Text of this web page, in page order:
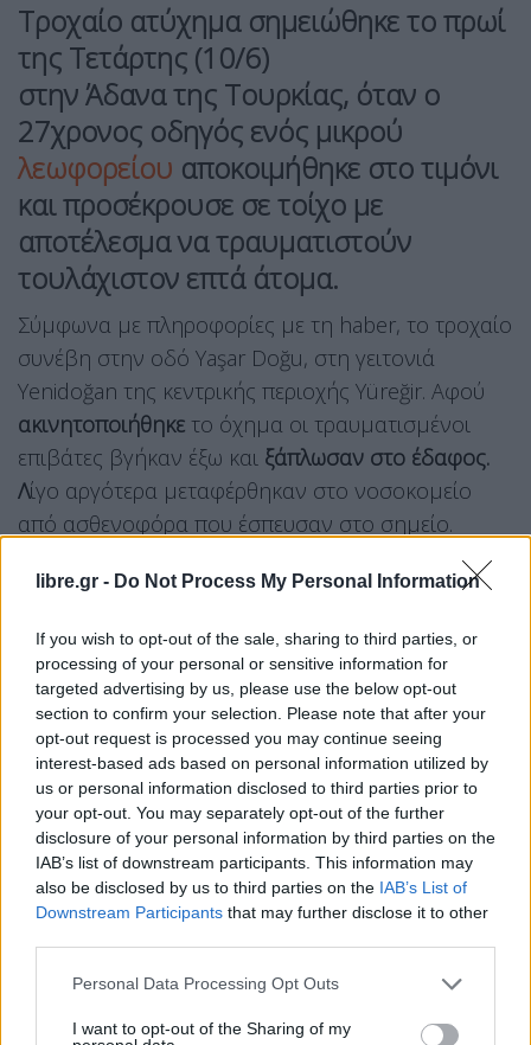
libre.gr - Do Not Process My Personal Information
If you wish to opt-out of the sale, sharing to third parties, or
processing of your personal or sensitive information for
targeted advertising by us, please use the below opt-out
section to confirm your selection. Please note that after your
opt-out request is processed you may continue seeing
interest-based ads based on personal information utilized by
us or personal information disclosed to third parties prior to
your opt-out. You may separately opt-out of the further
disclosure of your personal information by third parties on the
IAB’s list of downstream participants. This information may
also be disclosed by us to third parties on the IAB’s List of
Downstream Participants that may further disclose it to other
Personal Data Processing Opt Outs
I want to opt-out of the Sharing of my
Τροχαίο ατύχημα σημειώθηκε το πρωί
της Τετάρτης (10/6)
στην Άδανα της Τουρκίας, όταν ο
27χρονος οδηγός ενός μικρού
λεωφορείου αποκοιμήθηκε στο τιμόνι
και προσέκρουσε σε τοίχο με
αποτέλεσμα να τραυματιστούν
τουλάχιστον επτά άτομα.
Σύμφωνα με πληροφορίες με τη haber, το τροχαίο
συνέβη στην οδό Yaşar Doğu, στη γειτονιά
Yenidoğan της κεντρικής περιοχής Yüreğir. Αφού
ακινητοποιήθηκε το όχημα οι τραυματισμένοι
επιβάτες βγήκαν έξω και ξάπλωσαν στο έδαφος.
Λίγο αργότερα μεταφέρθηκαν στο νοσοκομείο
από ασθενοφόρα που έσπευσαν στο σημείο.
Adana'da dolmuş sürücüsünün direksiyon başında
bulunan 7 kişi yaralandı.pic.twitter.com/g6CeXUvrSh
— SİYAH SANCAK (@siyahsancakx)June 10, 2026
Βίντεο από κάμερα ασφαλείας μέσα από το
λεωφορείο καταγράφει τη στιγμή που οδηγός
κοιμάται στο τιμόνι, χάνει τον έλεγχο του
οχήματος και προσκρούει σε τοίχο.Ο οδηγός του
λεωφορείου συνελήφθη. Οι Αρχές διεξάγουν
έρευνα για το περιστατικό.
Facebook Share on X Bluesky